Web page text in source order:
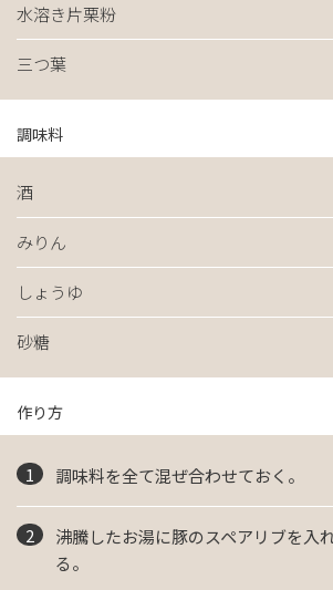
水溶き片栗粉
三つ葉
調味料
酒
みりん
しょうゆ
砂糖
作り方
調味料を全て混ぜ合わせておく。
沸騰したお湯に豚のスペアリブを入
る。